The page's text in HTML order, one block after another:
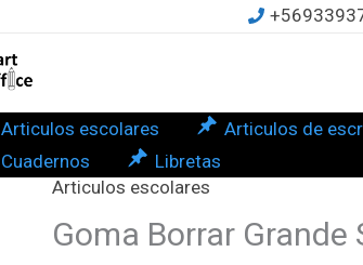
Articulos escolares Articulos de
Cuadernos
Libretas
Articulos escolares
Goma Borrar Grande
Goma
Borrar
Grande
Stabilo